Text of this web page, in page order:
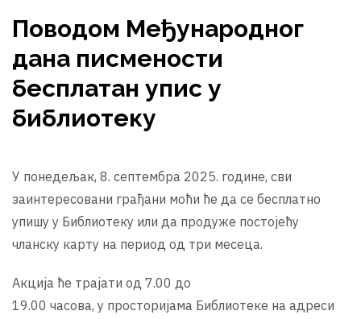
Поводом Међународног
дана писмености
бесплатан упис у
библиотеку
У понедељак, 8. септембра 2025. године, сви
заинтересовани грађани моћи ће да се бесплатно
упишу у Библиотеку или да продуже постојећу
чланску карту на период од три месеца.
Акција ће трајати од 7.00 до
19.00 часова, у просторијама Библиотеке на адреси